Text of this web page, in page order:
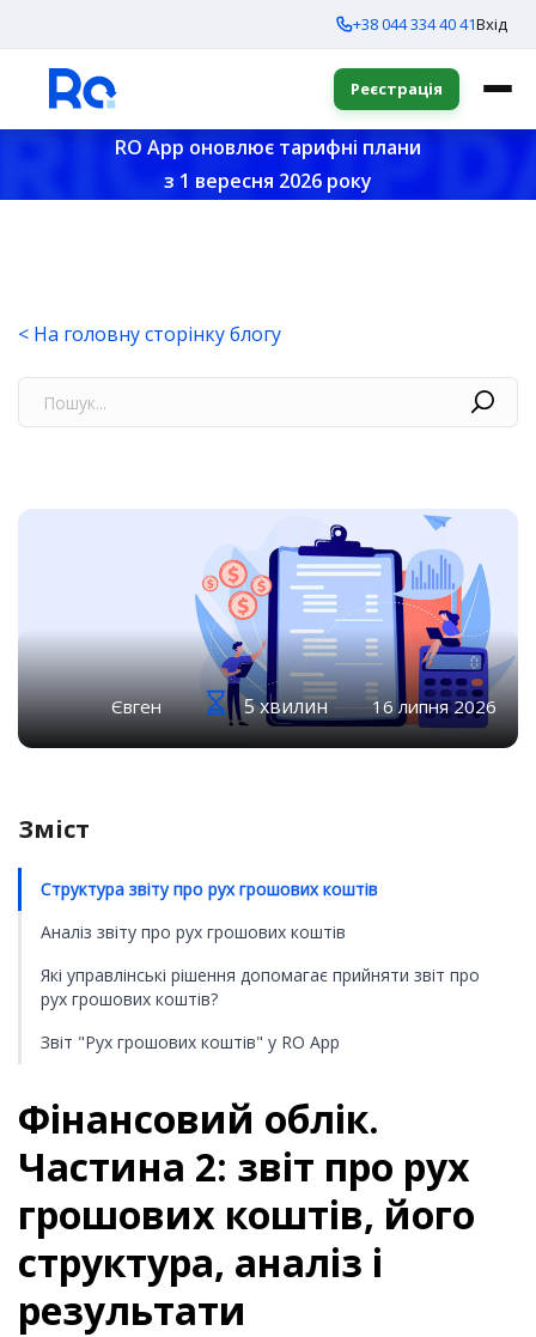
+38 044 334 40 41Вхід
Реєстрація
RO App оновлює тарифні плани
з 1 вересня 2026 року
< На головну сторінку блогу
Євген 5 хвилин 16 липня 2026
Зміст
Структура звіту про рух грошових коштів
Аналіз звіту про рух грошових коштів
Які управлінські рішення допомагає прийняти звіт про
рух грошових коштів?
Звіт "Рух грошових коштів" у RO App
Фінансовий облік.
Частина 2: звіт про рух
грошових коштів, його
структура, аналіз і
результати